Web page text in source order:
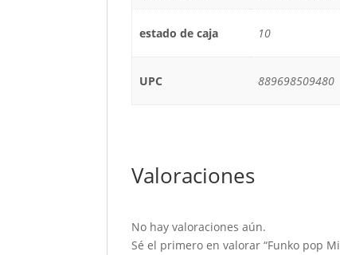
estado de caja 10
UPC 889698509480
Valoraciones
No hay valoraciones aún.
Sé el primero en valorar “Funko pop